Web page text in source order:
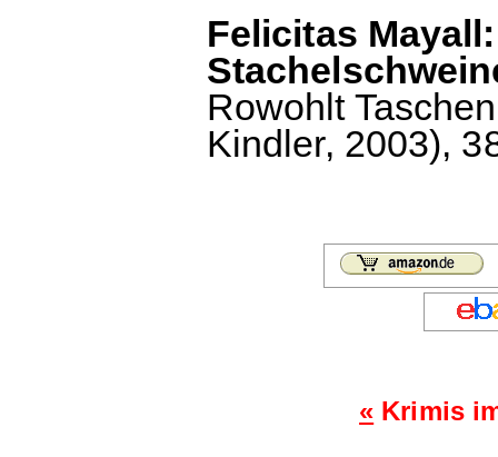
Felicitas
Rowohlt
Kindler, 2003),
« Krimis